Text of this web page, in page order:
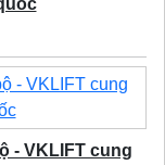
- VKLIFT cung